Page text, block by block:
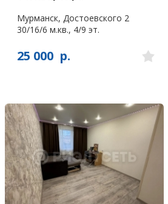
Мурманск, Достоевского 2
30/16/6 м.кв., 4/9 эт.
25 000 р.